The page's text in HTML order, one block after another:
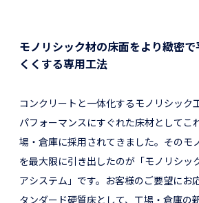
モノリシック材の床面をより緻密
くくする専用工法
コンクリートと一体化するモノリシック
パフォーマンスにすぐれた床材としてこ
場・倉庫に採用されてきました。そのモ
を最大限に引き出したのが「モノリシッ
アシステム」です。お客様のご要望にお
タンダード硬質床として、工場・倉庫の